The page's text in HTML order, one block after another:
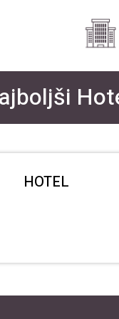
HOTEL